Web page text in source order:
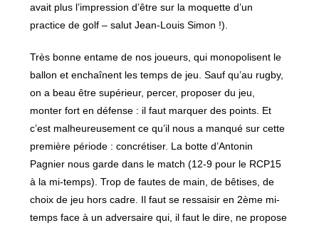
avait plus l’impression d’être sur la moquette d’un
practice de golf – salut Jean-Louis Simon !).
Très bonne entame de nos joueurs, qui monopolisent le
ballon et enchaînent les temps de jeu. Sauf qu’au rugby,
on a beau être supérieur, percer, proposer du jeu,
monter fort en défense : il faut marquer des points. Et
c’est malheureusement ce qu’il nous a manqué sur cette
première période : concrétiser. La botte d’Antonin
Pagnier nous garde dans le match (12-9 pour le RCP15
à la mi-temps). Trop de fautes de main, de bêtises, de
choix de jeu hors cadre. Il faut se ressaisir en 2ème mi-
temps face à un adversaire qui, il faut le dire, ne propose